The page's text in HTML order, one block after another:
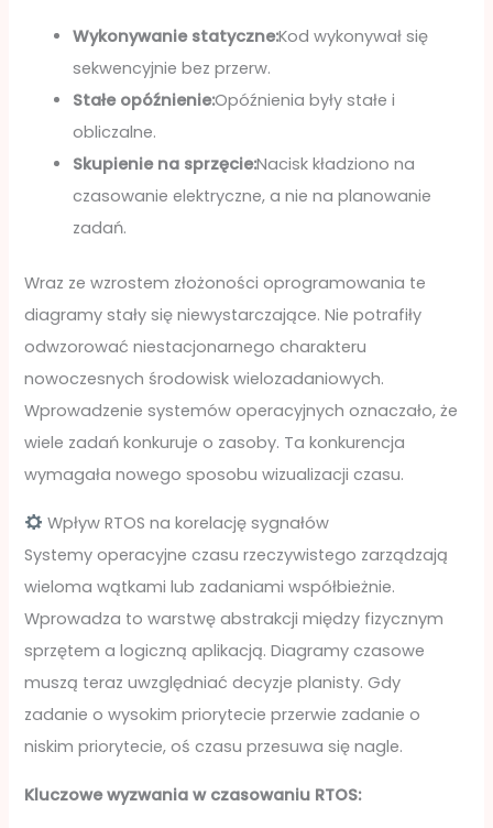
Wykonywanie statyczne:Kod wykonywał się
sekwencyjnie bez przerw.
Stałe opóźnienie:Opóźnienia były stałe i
obliczalne.
Skupienie na sprzęcie:Nacisk kładziono na
czasowanie elektryczne, a nie na planowanie
zadań.
Wraz ze wzrostem złożoności oprogramowania te
diagramy stały się niewystarczające. Nie potrafiły
odwzorować niestacjonarnego charakteru
nowoczesnych środowisk wielozadaniowych.
Wprowadzenie systemów operacyjnych oznaczało, że
wiele zadań konkuruje o zasoby. Ta konkurencja
wymagała nowego sposobu wizualizacji czasu.
Wpływ RTOS na korelację sygnałów
Systemy operacyjne czasu rzeczywistego zarządzają
wieloma wątkami lub zadaniami współbieżnie.
Wprowadza to warstwę abstrakcji między fizycznym
sprzętem a logiczną aplikacją. Diagramy czasowe
muszą teraz uwzględniać decyzje planisty. Gdy
zadanie o wysokim priorytecie przerwie zadanie o
niskim priorytecie, oś czasu przesuwa się nagle.
Kluczowe wyzwania w czasowaniu RTOS: